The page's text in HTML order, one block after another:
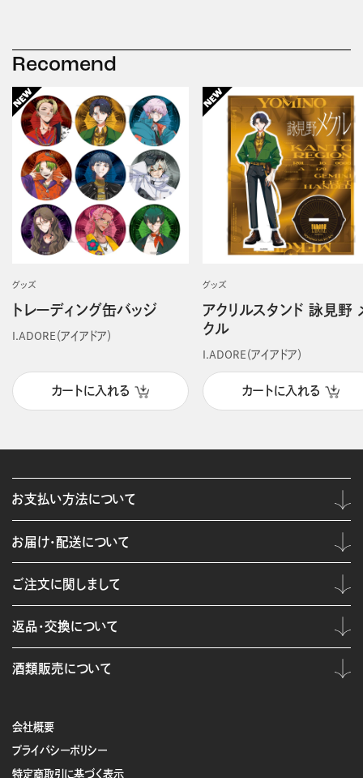
Recomend
グッズ
トレーディング缶バッジ
I.ADORE（アイアドア）
カートに入れる
グッズ
アクリルスタンド 詠見野
クル
I.ADORE（アイアドア）
カートに入れる
会社概要
プライバシーポリシー
特定商取引に基づく表示
お支払い方法について
お届け・配送について
ご注文に関しまして
返品・交換について
酒類販売について